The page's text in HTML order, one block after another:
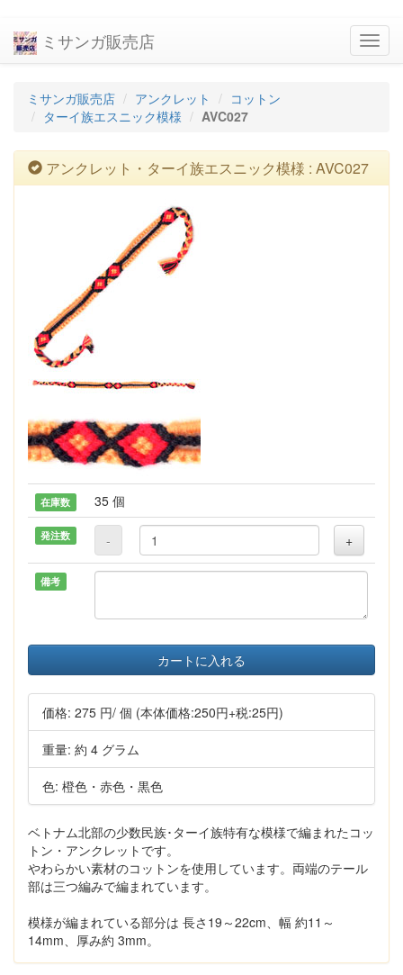
ミサンガ販売店
ミサンガ販売店 アンクレット
コットン
ターイ族エスニック模様
AVC027
アンクレット・ターイ族エスニック模様 : AVC027
在庫数 35 個
発注数 - +
備考
カートに入れる
価格: 275 円/ 個 (本体価格:250円+税:25円)
重量: 約 4 グラム
色: 橙色・赤色・黒色
ベトナム北部の少数民族･ターイ族特有な模様で編まれたコッ
トン・アンクレットです。
やわらかい素材のコットンを使用しています。両端のテール
部は三つ編みで編まれています。
模様が編まれている部分は 長さ19～22cm、幅 約11～
14mm、厚み約 3mm。